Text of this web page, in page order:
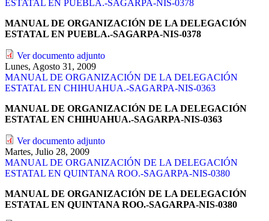
ESTATAL EN PUEBLA.-SAGARPA-NIS-0378
MANUAL DE ORGANIZACIÓN DE LA DELEGACIÓN
ESTATAL EN PUEBLA.-SAGARPA-NIS-0378
Ver documento adjunto
Lunes, Agosto 31, 2009
MANUAL DE ORGANIZACIÓN DE LA DELEGACIÓN
ESTATAL EN CHIHUAHUA.-SAGARPA-NIS-0363
MANUAL DE ORGANIZACIÓN DE LA DELEGACIÓN
ESTATAL EN CHIHUAHUA.-SAGARPA-NIS-0363
Ver documento adjunto
Martes, Julio 28, 2009
MANUAL DE ORGANIZACIÓN DE LA DELEGACIÓN
ESTATAL EN QUINTANA ROO.-SAGARPA-NIS-0380
MANUAL DE ORGANIZACIÓN DE LA DELEGACIÓN
ESTATAL EN QUINTANA ROO.-SAGARPA-NIS-0380